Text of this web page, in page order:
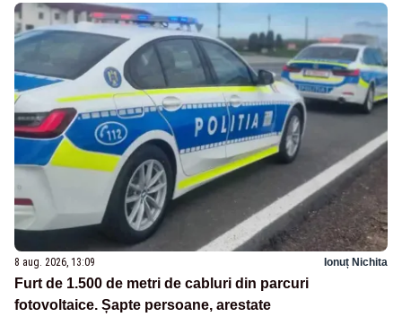
8 aug. 2026, 13:09 Ionuț Nichita
Furt de 1.500 de metri de cabluri din parcuri
fotovoltaice. Șapte persoane, arestate